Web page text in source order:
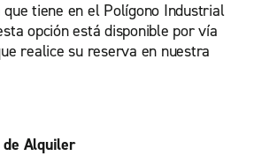
tiene en el Polígono Industrial
opción está disponible por vía
realice su reserva en nuestra
de Alquiler